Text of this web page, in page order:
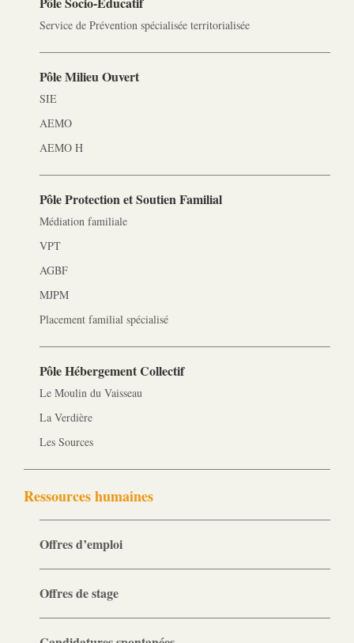
Service de Prévention spécialisée territorialisée
Pôle Milieu Ouvert
SIE
AEMO
AEMO H
Pôle Protection et Soutien Familial
Médiation familiale
VPT
AGBF
MJPM
Placement familial spécialisé
Pôle Hébergement Collectif
Le Moulin du Vaisseau
La Verdière
Les Sources
Ressources humaines
Offres d’emploi
Offres de stage